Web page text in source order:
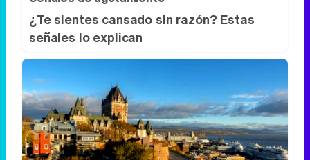
Señales de agotamiento